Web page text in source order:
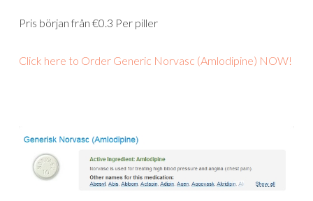
Pris början från €0.3 Per piller
Click here to Order Generic Norvasc (Amlodipine) NOW!